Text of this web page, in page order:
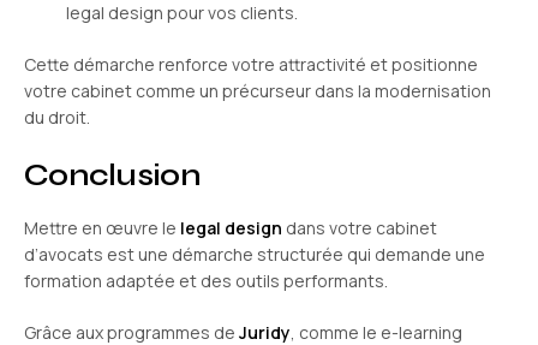
legal design pour vos clients.
Cette démarche renforce votre attractivité et positionne
votre cabinet comme un précurseur dans la modernisation
du droit.
Conclusion
Mettre en œuvre le legal design dans votre cabinet
d’avocats est une démarche structurée qui demande une
formation adaptée et des outils performants.
Grâce aux programmes de Juridy, comme le e-learning